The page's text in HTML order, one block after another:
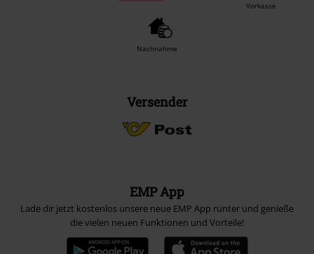
Vorkasse
Nachnahme
Versender
EMP App
Lade dir jetzt kostenlos unsere neue EMP App runter und genieße
die vielen neuen Funktionen und Vorteile!